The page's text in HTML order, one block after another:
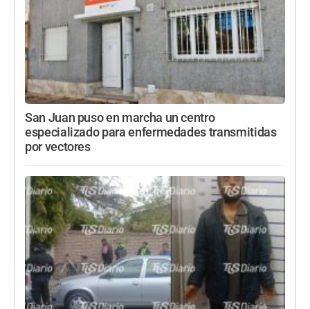
San Juan puso en marcha un centro
especializado para enfermedades transmitidas
por vectores